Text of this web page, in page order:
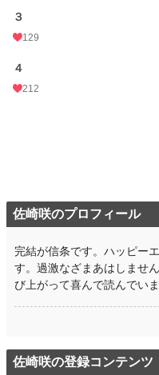
※無断転載・複写はお断りいたしま
初回公開日時 2020.12.31 17:04
初回完結日時 2021.01.03 12:09
週間ポイント 416 pt (16,420 位)
累計ポイント 1,187,380 pt (4,911
３
129
４
212
佐崎咲のプロフィール
完結が信条です。ハッピー
す。過激なざまあはしませ
び上がって喜んで読んでい
佐崎咲の登録コンテンツ